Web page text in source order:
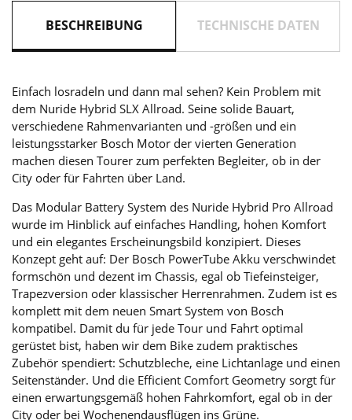
BESCHREIBUNG TECHNISCHE DATEN
Einfach losradeln und dann mal sehen? Kein Problem mit
dem Nuride Hybrid SLX Allroad. Seine solide Bauart,
verschiedene Rahmenvarianten und -größen und ein
leistungsstarker Bosch Motor der vierten Generation
machen diesen Tourer zum perfekten Begleiter, ob in der
City oder für Fahrten über Land.
Das Modular Battery System des Nuride Hybrid Pro Allroad
wurde im Hinblick auf einfaches Handling, hohen Komfort
und ein elegantes Erscheinungsbild konzipiert. Dieses
Konzept geht auf: Der Bosch PowerTube Akku verschwindet
formschön und dezent im Chassis, egal ob Tiefeinsteiger,
Trapezversion oder klassischer Herrenrahmen. Zudem ist es
komplett mit dem neuen Smart System von Bosch
kompatibel. Damit du für jede Tour und Fahrt optimal
gerüstet bist, haben wir dem Bike zudem praktisches
Zubehör spendiert: Schutzbleche, eine Lichtanlage und einen
Seitenständer. Und die Efficient Comfort Geometry sorgt für
einen erwartungsgemäß hohen Fahrkomfort, egal ob in der
City oder bei Wochenendausflügen ins Grüne.